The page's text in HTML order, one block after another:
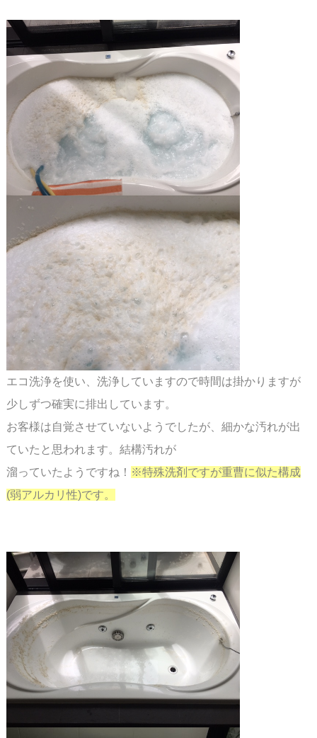
エコ洗浄を使い、洗浄していますので時間は掛かりますが
少しずつ確実に排出しています。
お客様は自覚させていないようでしたが、細かな汚れが出
ていたと思われます。結構汚れが
溜っていたようですね！ ※特殊洗剤ですが重曹に似た構成
(弱アルカリ性)です。